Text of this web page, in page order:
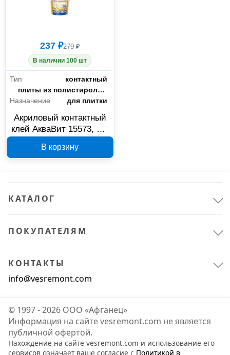
237 ₽279 ₽
В наличии 100 шт
Тип
контактный
Склеиваемые материалыплиты из полистирола и основания, впитывающие воду (бетон, цементная стяжка, дерево, ДСП, ДВП)
Назначение
для плитки
Акриловый контактный
клей АкваВит 15573, 1.5
В корзину
КАТАЛОГ
ПОКУПАТЕЛЯМ
КОНТАКТЫ
info@vesremont.com
© 1997 - 2026 ООО «Афганец»
Информация на сайте vesremont.com не является
публичной офертой.
Нахождение на сайте vesremont.com и использование его
сервисов означает ваше согласие с Политикой в